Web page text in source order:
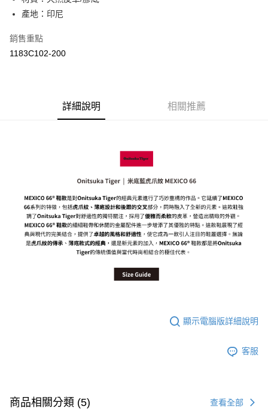
運送方式
每筆NT$80，滿NT$6,000(含以上)免運費
每筆NT$80，滿NT$6,000(含以上)免運費
付款後7-11取貨
每筆NT$80，滿NT$6,000(含以上)免運費
每筆NT$120，滿NT$6,000(含以上)免運費
產地：印尼
銷售重點
1183C102-200
詳細說明 相關推薦
顯示電腦版詳細說明
客服
商品相關分類 (5) 查看全部